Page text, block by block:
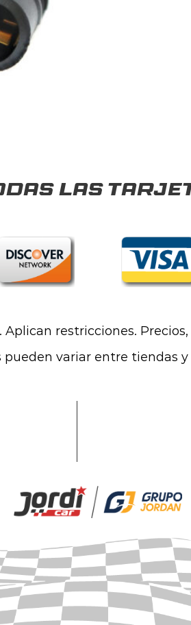
las
restricciones.
pueden variar entre tiendas